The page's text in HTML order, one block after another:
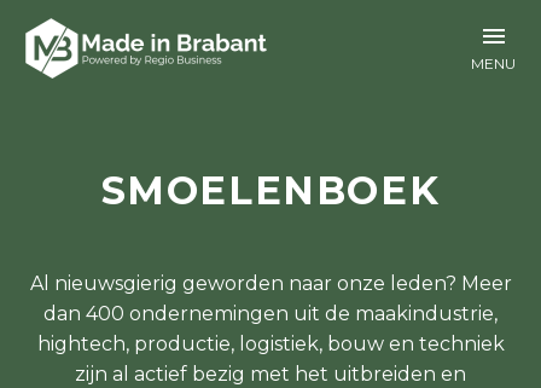
SMOELENBOEK
Al nieuwsgierig geworden naar onze leden? Meer
dan 400 ondernemingen uit de maakindustrie,
hightech, productie, logistiek, bouw en techniek
zijn al actief bezig met het uitbreiden en